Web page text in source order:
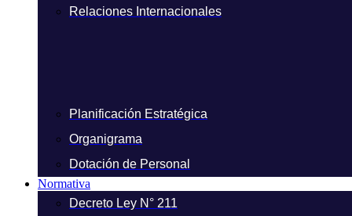
Relaciones Internacionales
Planificación Estratégica
Organigrama
Dotación de Personal
Normativa
Decreto Ley N° 211